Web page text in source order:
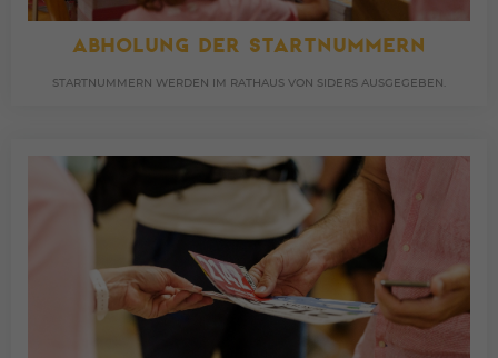
ABHOLUNG DER STARTNUMMERN
STARTNUMMERN WERDEN IM RATHAUS VON SIDERS AUSGEGEBEN.